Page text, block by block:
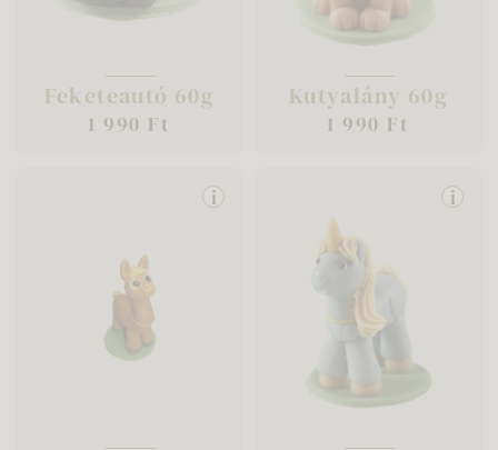
Feketeautó 60g
1 990 Ft
Kutyalány 60g
1 990 Ft
i i